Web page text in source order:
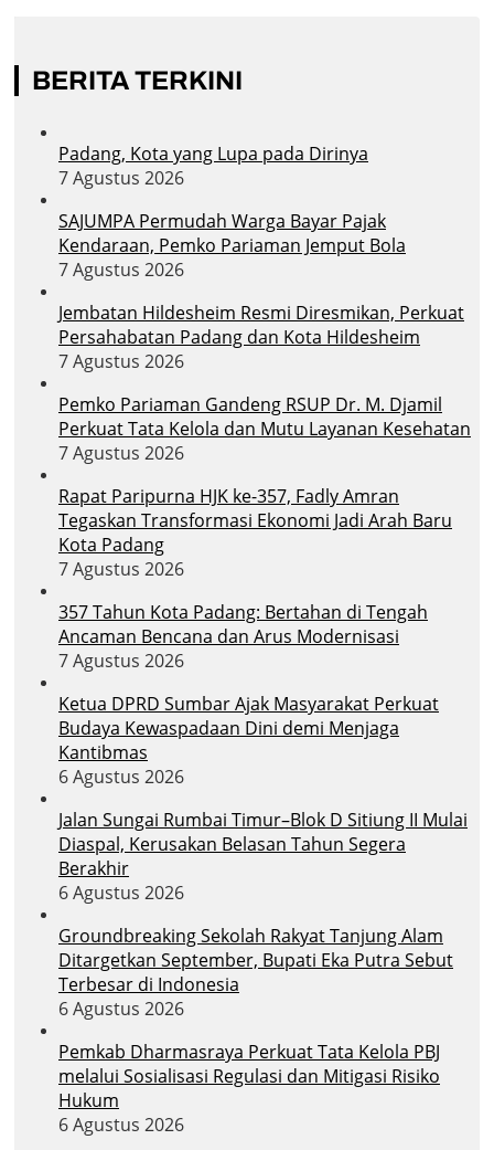
BERITA TERKINI
Padang, Kota yang Lupa pada Dirinya
7 Agustus 2026
SAJUMPA Permudah Warga Bayar Pajak
Kendaraan, Pemko Pariaman Jemput Bola
7 Agustus 2026
Jembatan Hildesheim Resmi Diresmikan, Perkuat
Persahabatan Padang dan Kota Hildesheim
7 Agustus 2026
Pemko Pariaman Gandeng RSUP Dr. M. Djamil
Perkuat Tata Kelola dan Mutu Layanan Kesehatan
7 Agustus 2026
Rapat Paripurna HJK ke-357, Fadly Amran
Tegaskan Transformasi Ekonomi Jadi Arah Baru
Kota Padang
7 Agustus 2026
357 Tahun Kota Padang: Bertahan di Tengah
Ancaman Bencana dan Arus Modernisasi
7 Agustus 2026
Ketua DPRD Sumbar Ajak Masyarakat Perkuat
Budaya Kewaspadaan Dini demi Menjaga
Kantibmas
6 Agustus 2026
Jalan Sungai Rumbai Timur–Blok D Sitiung II Mulai
Diaspal, Kerusakan Belasan Tahun Segera
Berakhir
6 Agustus 2026
Groundbreaking Sekolah Rakyat Tanjung Alam
Ditargetkan September, Bupati Eka Putra Sebut
Terbesar di Indonesia
6 Agustus 2026
Pemkab Dharmasraya Perkuat Tata Kelola PBJ
melalui Sosialisasi Regulasi dan Mitigasi Risiko
Hukum
6 Agustus 2026